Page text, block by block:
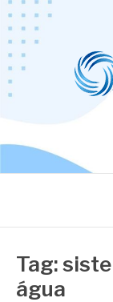
Pular
para
conteúdo
Tag:
água